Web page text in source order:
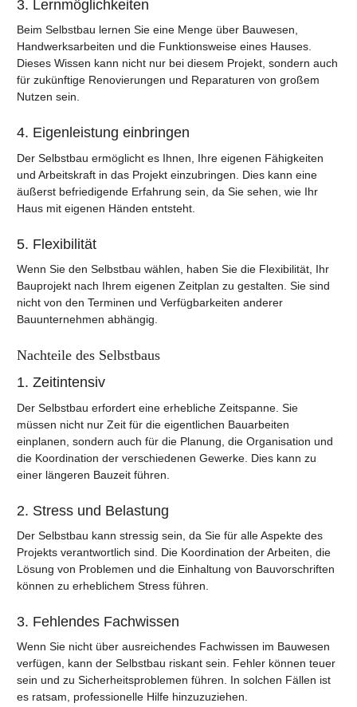
3. Lernmöglichkeiten
Beim Selbstbau lernen Sie eine Menge über Bauwesen,
Handwerksarbeiten und die Funktionsweise eines Hauses.
Dieses Wissen kann nicht nur bei diesem Projekt, sondern auch
für zukünftige Renovierungen und Reparaturen von großem
Nutzen sein.
4. Eigenleistung einbringen
Der Selbstbau ermöglicht es Ihnen, Ihre eigenen Fähigkeiten
und Arbeitskraft in das Projekt einzubringen. Dies kann eine
äußerst befriedigende Erfahrung sein, da Sie sehen, wie Ihr
Haus mit eigenen Händen entsteht.
5. Flexibilität
Wenn Sie den Selbstbau wählen, haben Sie die Flexibilität, Ihr
Bauprojekt nach Ihrem eigenen Zeitplan zu gestalten. Sie sind
nicht von den Terminen und Verfügbarkeiten anderer
Bauunternehmen abhängig.
Nachteile des Selbstbaus
1. Zeitintensiv
Der Selbstbau erfordert eine erhebliche Zeitspanne. Sie
müssen nicht nur Zeit für die eigentlichen Bauarbeiten
einplanen, sondern auch für die Planung, die Organisation und
die Koordination der verschiedenen Gewerke. Dies kann zu
einer längeren Bauzeit führen.
2. Stress und Belastung
Der Selbstbau kann stressig sein, da Sie für alle Aspekte des
Projekts verantwortlich sind. Die Koordination der Arbeiten, die
Lösung von Problemen und die Einhaltung von Bauvorschriften
können zu erheblichem Stress führen.
3. Fehlendes Fachwissen
Wenn Sie nicht über ausreichendes Fachwissen im Bauwesen
verfügen, kann der Selbstbau riskant sein. Fehler können teuer
sein und zu Sicherheitsproblemen führen. In solchen Fällen ist
es ratsam, professionelle Hilfe hinzuzuziehen.